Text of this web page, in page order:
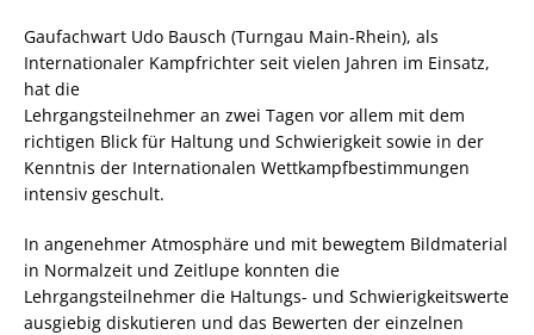
Gaufachwart Udo Bausch (Turngau Main-Rhein), als
Internationaler Kampfrichter seit vielen Jahren im Einsatz,
hat die
Lehrgangsteilnehmer an zwei Tagen vor allem mit dem
richtigen Blick für Haltung und Schwierigkeit sowie in der
Kenntnis der Internationalen Wettkampfbestimmungen
intensiv geschult.
In angenehmer Atmosphäre und mit bewegtem Bildmaterial
in Normalzeit und Zeitlupe konnten die
Lehrgangsteilnehmer die Haltungs- und Schwierigkeitswerte
ausgiebig diskutieren und das Bewerten der einzelnen